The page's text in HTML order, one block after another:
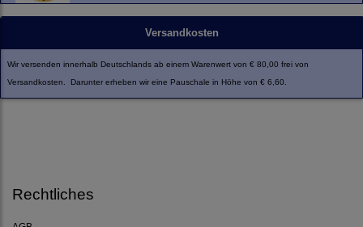
Versandkosten
Wir versenden innerhalb Deutschlands ab einem Warenwert von € 80,00 frei von
Versandkosten. Darunter erheben wir eine Pauschale in Höhe von € 6,60.
Rechtliches